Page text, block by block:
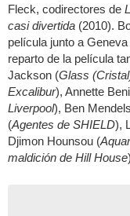
Fleck, codirectores de
casi divertida (2010).
película junto a
reparto de la película
Jackson (Glass
Excalibur), Annette
Liverpool), Ben
(Agentes de SHIELD),
Djimon Hounsou (
maldición de Hill House